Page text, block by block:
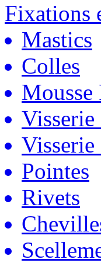
Fixations
Mastics
Colles
Mousse
Pointes
Rivets